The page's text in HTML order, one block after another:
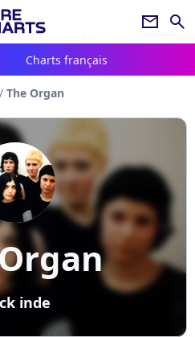
newsletter search
Charts français
/ The Organ
inde